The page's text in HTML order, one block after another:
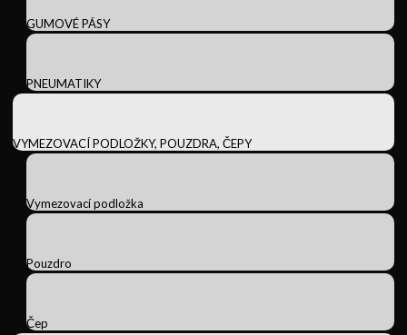
GUMOVÉ PÁSY
PNEUMATIKY
VYMEZOVACÍ PODLOŽKY, POUZDRA, ČEPY
Vymezovací podložka
Pouzdro
Čep